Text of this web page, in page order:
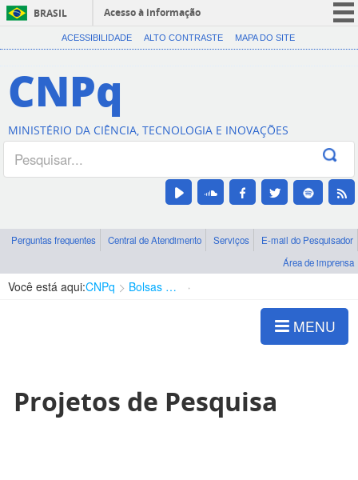
BRASIL
Acesso à informação
CORONAVÍRUS (COVID-19)
Canais
ACESSIBILIDADE ALTO CONTRASTE MAPA DO SITE
CNPq
MINISTÉRIO DA CIÊNCIA, TECNOLOGIA E INOVAÇÕES
Perguntas frequentes Central de Atendimento Serviços
E-mail do Pesquisador
Área de imprensa
Você está aqui:CNPq Bolsas e Auxílios Vigentes
MENU
Projetos de Pesquisa